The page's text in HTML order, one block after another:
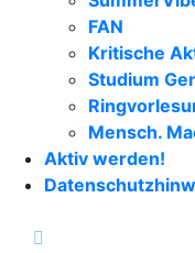
FAN
Kritische
Studium
Mensch.
Aktiv werden!
facebook